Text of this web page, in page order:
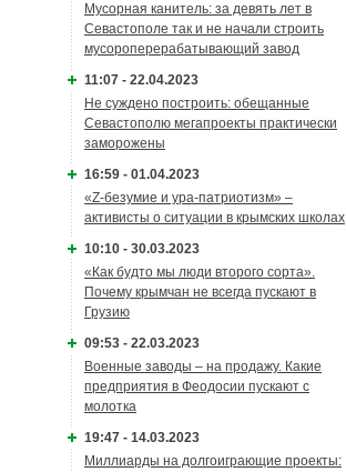
Мусорная канитель: за девять лет в
Севастополе так и не начали строить
мусороперерабатывающий завод
11:07 - 22.04.2023
Не суждено построить: обещанные
Севастополю мегапроекты практически
заморожены
16:59 - 01.04.2023
«Z-безумие и ура-патриотизм» –
активисты о ситуации в крымских школах
10:10 - 30.03.2023
«Как будто мы люди второго сорта».
Почему крымчан не всегда пускают в
Грузию
09:53 - 22.03.2023
Военные заводы – на продажу. Какие
предприятия в Феодосии пускают с
молотка
19:47 - 14.03.2023
Миллиарды на долгоиграющие проекты: